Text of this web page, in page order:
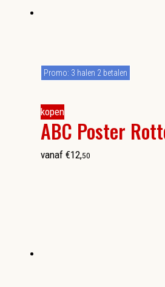
kopen
ABC Poster
Promo: 3 halen 2 betalen
vanaf €12,50